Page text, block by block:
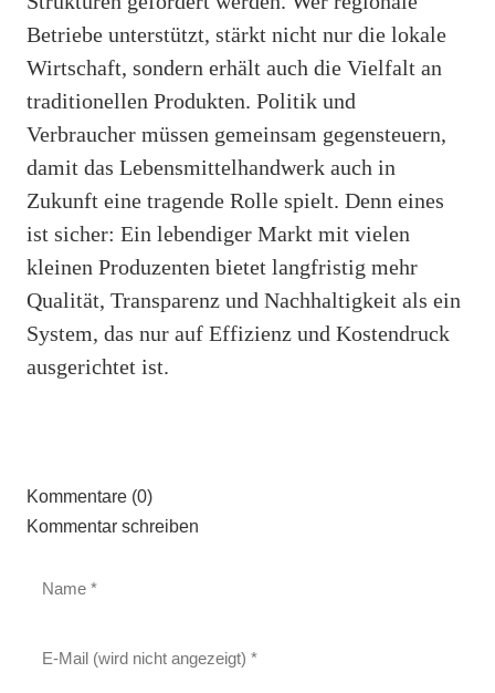
Betriebe unterstützt, stärkt nicht nur die lokale
Wirtschaft, sondern erhält auch die Vielfalt an
traditionellen Produkten. Politik und
Verbraucher müssen gemeinsam gegensteuern,
damit das Lebensmittelhandwerk auch in
Zukunft eine tragende Rolle spielt. Denn eines
ist sicher: Ein lebendiger Markt mit vielen
kleinen Produzenten bietet langfristig mehr
Qualität, Transparenz und Nachhaltigkeit als ein
System, das nur auf Effizienz und Kostendruck
ausgerichtet ist.
Kommentare (0)
Kommentar schreiben